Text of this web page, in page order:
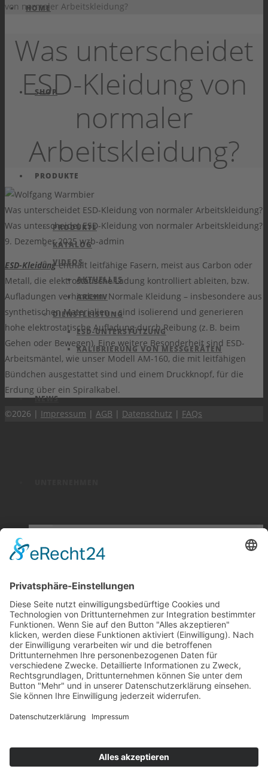
HOME
SHOP
PRODUKTE
PRODUKTE
KATALOG
VIDEOS
AKTUELLES
ARCHIV
DIENSTLEISTUNG
ESD-UNTERSTÜTZUNG
KALIBRIERUNG VON MESSGERÄTEN
NEWS
JOBS
ESD
NORMEN
SCHUTZZONEN
ZERTIFIKATE
SCHULUNGEN
von normaler Arbeitskleidung?
Was unterscheidet
ESD-Kleidung von
normaler
Arbeitskleidung?
Was unterscheidet ESD-Kleidung von normaler Arbeitskleidung?
Was unterscheidet ESD-Kleidung von normaler Arbeitskleidung?
9. Dezember 2025 wzb-admin
ESD-Kleidungenthält leitfähige Fasern, meist aus Carbon oder
Metall, die elektrostatische Ladung kontrolliert ableiten, bzw.
Aufladungen verhindern. Normale Kleidung – insbesondere aus
synthetischen Materialien – sind isolierend und generieren
hohe elektrostatische Aufladung durch Reibung (z. B. beim
Gehen oder Bewegen). Eine weitere Besonderheit sind ESD-
Arbeitsmäntel, wie unser Modell AM-160, die mit leitfähigen
Bündchen ausgestattet sind und einem Druckknopf, für die
Erdung über ein Spiralkabel.
©2026 | Impressum | AGB | Datenschutz | FAQs